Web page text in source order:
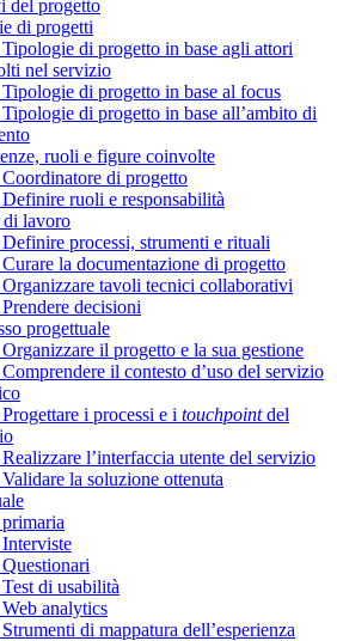
del progetto
di progetti
di progetto in base agli attori
nel servizio
di progetto in base al focus
di progetto in base all’ambito di
ruoli e figure coinvolte
di progetto
ruoli e responsabilità
lavoro
processi, strumenti e rituali
la documentazione di progetto
tavoli tecnici collaborativi
decisioni
progettuale
il progetto e la sua gestione
il contesto d’uso del servizio
i processi e i touchpointdel
l’interfaccia utente del servizio
la soluzione ottenuta
di usabilità
analytics
di mappatura dell’esperienza